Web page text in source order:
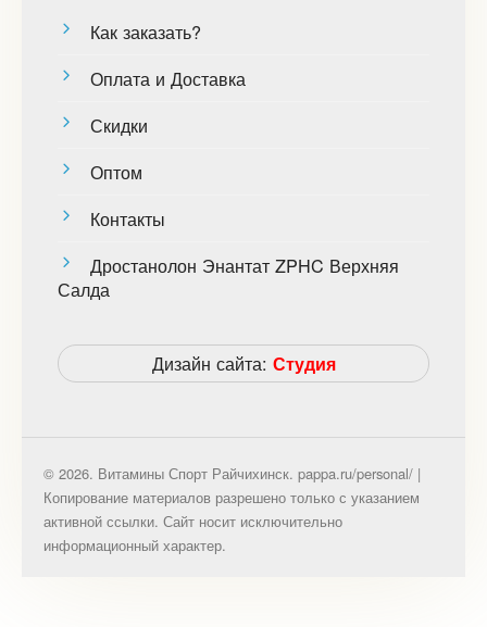
Как заказать?
Оплата и Доставка
Скидки
Оптом
Контакты
Дростанолон Энантат ZPHC Верхняя
Салда
Дизайн сайта: Студия
© 2026. Витамины Спорт Райчихинск. pappa.ru/personal/ |
Копирование материалов разрешено только с указанием
активной ссылки. Сайт носит исключительно
информационный характер.